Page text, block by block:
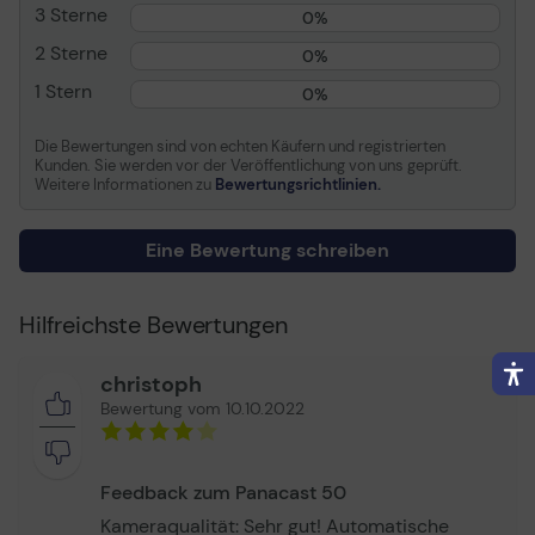
damit Sie in Verbindung bleiben können.
Teams, Zoom Certified
Systemanforderungen
Apple MacOS X 10.9 oder
7 oder höher
Allgemein
Gerätetyp
Videokonferenzkomponente
Breite
65 cm
Integrierte
Peripheriegeräte
Mikrofon-Array, Kamera,
Farbe
Videoeingang
3 Sterne 0%
2 Sterne 0%
1 Stern 0%
Die Bewertungen sind von echten Käufern und registrierten
Kunden. Sie werden vor der Veröffentlichung von uns geprüft.
Weitere Informationen zu Bewertungsrichtlinien.
Eine Bewertung schreiben
Hilfreichste Bewertungen
christoph
Bewertung vom 10.10.2022
Feedback zum Panacast 50
Kameraqualität: Sehr gut! Automatische